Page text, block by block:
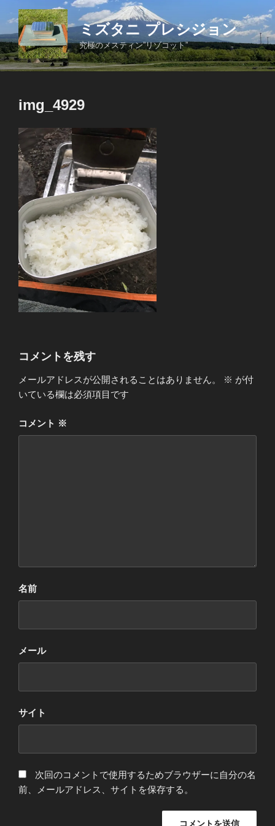
ン
テ
ン
ツ
ミズタニ プレシジョン
究極のメスティン”リゾコット”
img_4929
コメントを残す
メールアドレスが公開されることはありません。 ※ が付
いている欄は必須項目です
コメント ※
名前
メール
サイト
次回のコメントで使用するためブラウザーに自分の名
前、メールアドレス、サイトを保存する。